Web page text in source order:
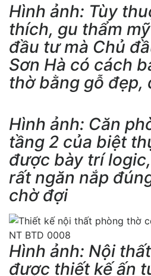
Hình ảnh: Tùy
thích, gu thẩm
đầu tư mà Chủ
Sơn Hà có cách
thờ bằng gỗ đẹp,
Hình ảnh: Căn
tầng 2 của biệt
được bày trí
rất ngăn nắp
chờ đợi
Hình ảnh: Nội
được thiết kế ấn